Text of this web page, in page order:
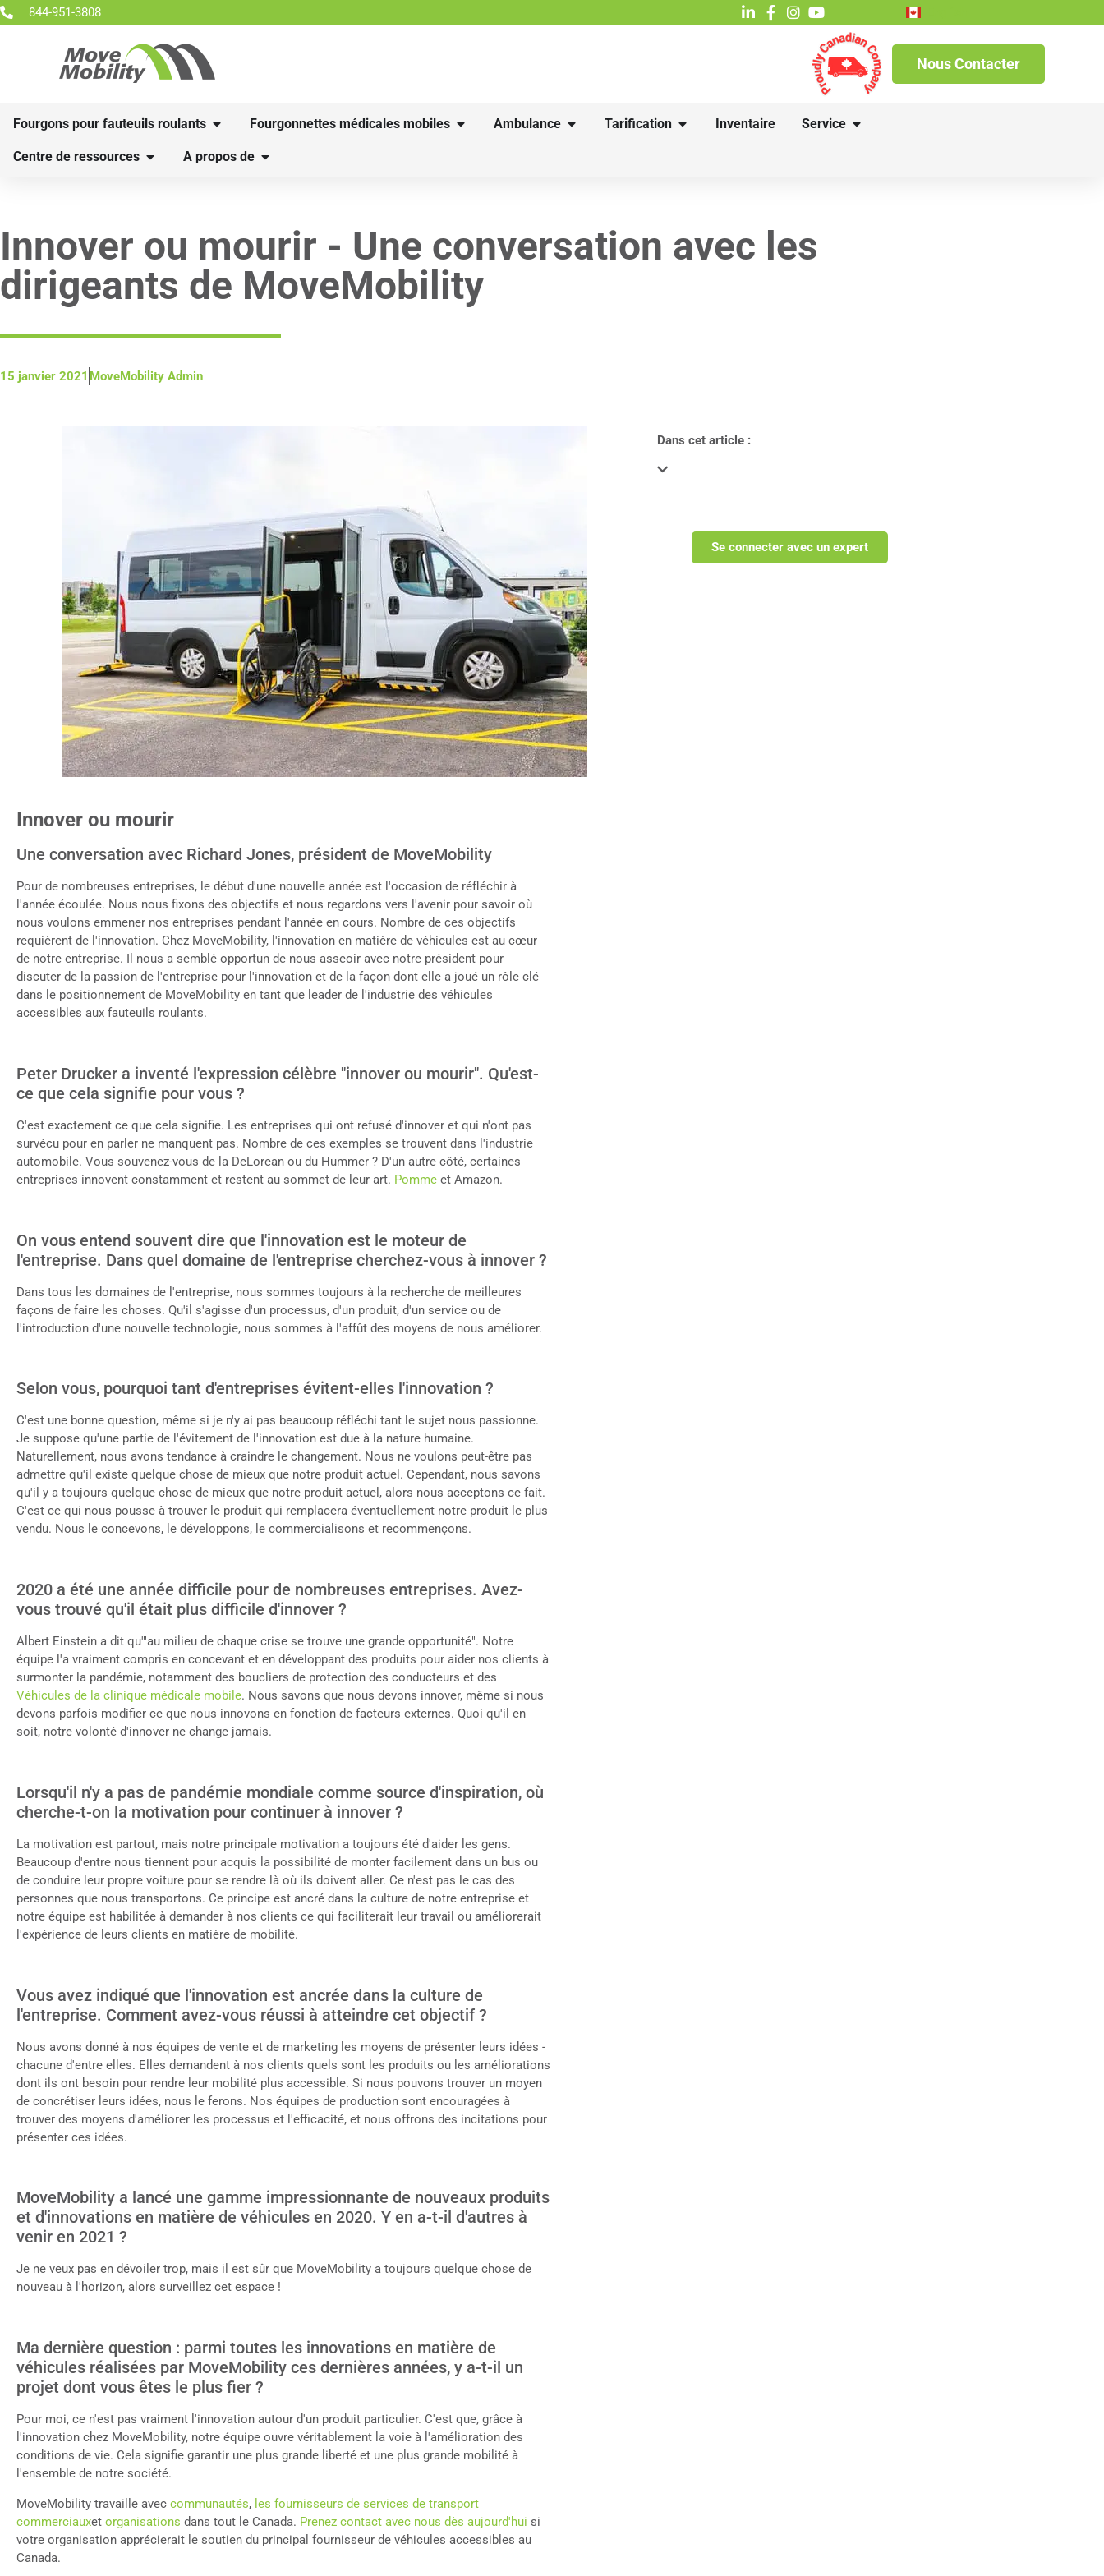
844-951-3808
Nous Contacter
Fourgons pour fauteuils roulants Fourgonnettes médicales mobiles Ambulance Tarification Inventaire Service
Centre de ressources A propos de
Innover ou mourir - Une conversation avec les
dirigeants de MoveMobility
15 janvier 2021 MoveMobility Admin
Innover ou mourir
Une conversation avec Richard Jones, président de MoveMobility
Pour de nombreuses entreprises, le début d'une nouvelle année est l'occasion de réfléchir à
l'année écoulée. Nous nous fixons des objectifs et nous regardons vers l'avenir pour savoir où
nous voulons emmener nos entreprises pendant l'année en cours. Nombre de ces objectifs
requièrent de l'innovation. Chez MoveMobility, l'innovation en matière de véhicules est au cœur
de notre entreprise. Il nous a semblé opportun de nous asseoir avec notre président pour
discuter de la passion de l'entreprise pour l'innovation et de la façon dont elle a joué un rôle clé
dans le positionnement de MoveMobility en tant que leader de l'industrie des véhicules
accessibles aux fauteuils roulants.
Peter Drucker a inventé l'expression célèbre "innover ou mourir". Qu'est-
ce que cela signifie pour vous ?
C'est exactement ce que cela signifie. Les entreprises qui ont refusé d'innover et qui n'ont pas
survécu pour en parler ne manquent pas. Nombre de ces exemples se trouvent dans l'industrie
automobile. Vous souvenez-vous de la DeLorean ou du Hummer ? D'un autre côté, certaines
entreprises innovent constamment et restent au sommet de leur art. Pomme et Amazon.
On vous entend souvent dire que l'innovation est le moteur de
l'entreprise. Dans quel domaine de l'entreprise cherchez-vous à innover ?
Dans tous les domaines de l'entreprise, nous sommes toujours à la recherche de meilleures
façons de faire les choses. Qu'il s'agisse d'un processus, d'un produit, d'un service ou de
l'introduction d'une nouvelle technologie, nous sommes à l'affût des moyens de nous améliorer.
Selon vous, pourquoi tant d'entreprises évitent-elles l'innovation ?
C'est une bonne question, même si je n'y ai pas beaucoup réfléchi tant le sujet nous passionne.
Je suppose qu'une partie de l'évitement de l'innovation est due à la nature humaine.
Naturellement, nous avons tendance à craindre le changement. Nous ne voulons peut-être pas
admettre qu'il existe quelque chose de mieux que notre produit actuel. Cependant, nous savons
qu'il y a toujours quelque chose de mieux que notre produit actuel, alors nous acceptons ce fait.
C'est ce qui nous pousse à trouver le produit qui remplacera éventuellement notre produit le plus
vendu. Nous le concevons, le développons, le commercialisons et recommençons.
2020 a été une année difficile pour de nombreuses entreprises. Avez-
vous trouvé qu'il était plus difficile d'innover ?
Albert Einstein a dit qu'"au milieu de chaque crise se trouve une grande opportunité". Notre
équipe l'a vraiment compris en concevant et en développant des produits pour aider nos clients à
surmonter la pandémie, notamment des boucliers de protection des conducteurs et des
Véhicules de la clinique médicale mobile. Nous savons que nous devons innover, même si nous
devons parfois modifier ce que nous innovons en fonction de facteurs externes. Quoi qu'il en
soit, notre volonté d'innover ne change jamais.
Lorsqu'il n'y a pas de pandémie mondiale comme source d'inspiration, où
cherche-t-on la motivation pour continuer à innover ?
La motivation est partout, mais notre principale motivation a toujours été d'aider les gens.
Beaucoup d'entre nous tiennent pour acquis la possibilité de monter facilement dans un bus ou
de conduire leur propre voiture pour se rendre là où ils doivent aller. Ce n'est pas le cas des
personnes que nous transportons. Ce principe est ancré dans la culture de notre entreprise et
notre équipe est habilitée à demander à nos clients ce qui faciliterait leur travail ou améliorerait
l'expérience de leurs clients en matière de mobilité.
Vous avez indiqué que l'innovation est ancrée dans la culture de
l'entreprise. Comment avez-vous réussi à atteindre cet objectif ?
Nous avons donné à nos équipes de vente et de marketing les moyens de présenter leurs idées -
chacune d'entre elles. Elles demandent à nos clients quels sont les produits ou les améliorations
dont ils ont besoin pour rendre leur mobilité plus accessible. Si nous pouvons trouver un moyen
de concrétiser leurs idées, nous le ferons. Nos équipes de production sont encouragées à
trouver des moyens d'améliorer les processus et l'efficacité, et nous offrons des incitations pour
présenter ces idées.
MoveMobility a lancé une gamme impressionnante de nouveaux produits
et d'innovations en matière de véhicules en 2020. Y en a-t-il d'autres à
venir en 2021 ?
Je ne veux pas en dévoiler trop, mais il est sûr que MoveMobility a toujours quelque chose de
nouveau à l'horizon, alors surveillez cet espace !
Ma dernière question : parmi toutes les innovations en matière de
véhicules réalisées par MoveMobility ces dernières années, y a-t-il un
projet dont vous êtes le plus fier ?
Pour moi, ce n'est pas vraiment l'innovation autour d'un produit particulier. C'est que, grâce à
l'innovation chez MoveMobility, notre équipe ouvre véritablement la voie à l'amélioration des
conditions de vie. Cela signifie garantir une plus grande liberté et une plus grande mobilité à
l'ensemble de notre société.
MoveMobility travaille avec communautés, les fournisseurs de services de transport
commerciauxet organisations dans tout le Canada. Prenez contact avec nous dès aujourd'hui si
votre organisation apprécierait le soutien du principal fournisseur de véhicules accessibles au
Canada.
Dans cet article :
Se connecter avec un expert